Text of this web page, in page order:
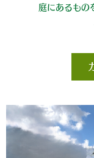
庭にあるもの